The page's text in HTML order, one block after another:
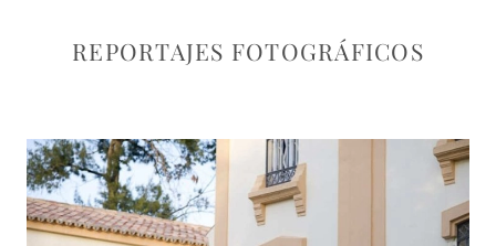
REPORTAJES FOTOGRÁFICOS